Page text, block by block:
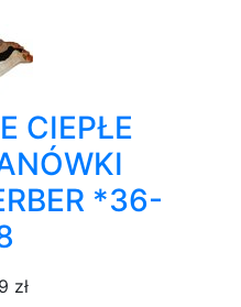
CIEPŁE
*36-
zł